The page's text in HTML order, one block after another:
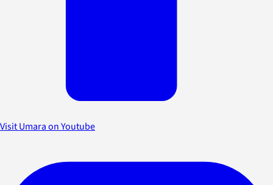
Visit Umara on Youtube